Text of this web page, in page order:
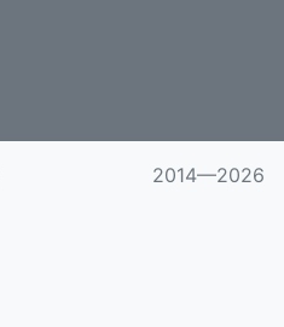
2014—2026